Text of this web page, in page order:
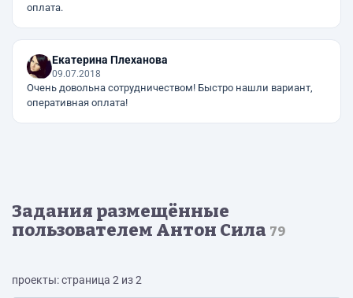
оплата.
Екатерина Плеханова
09.07.2018
Очень довольна сотрудничеством! Быстро нашли вариант,
оперативная оплата!
Задания размещённые
пользователем Антон Сила 79
проекты: страница 2 из 2